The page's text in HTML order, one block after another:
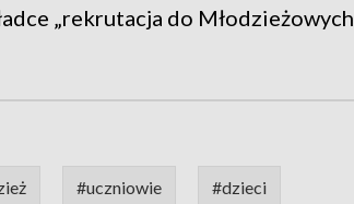
„rekrutacja do Młodzieżowych
#uczniowie #dzieci